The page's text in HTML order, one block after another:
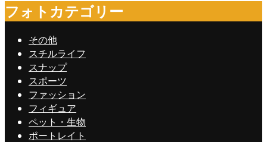
フォトカテゴリー
その他
スチルライフ
スナップ
スポーツ
ファッション
フィギュア
ペット・生物
ポートレイト